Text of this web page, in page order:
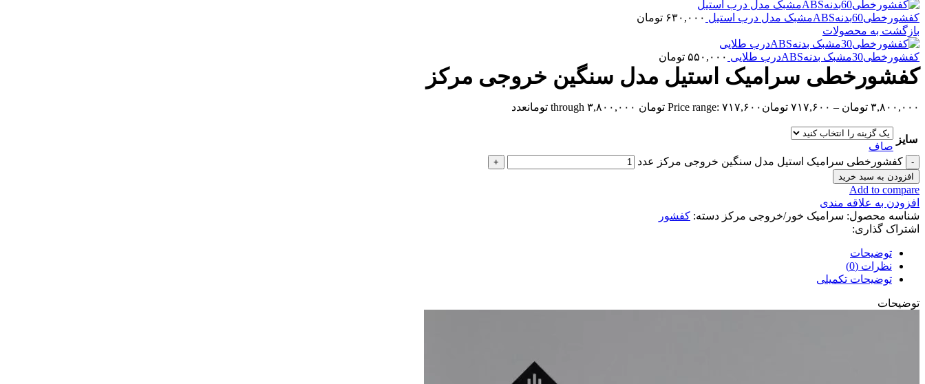
کفشورخطی60بدنهABSمشبک مدل درب استیل ۶۳۰,۰۰۰ تومان
بازگشت به محصولات
کفشورخطی30مشبک بدنهABSدرب طلایی ۵۵۰,۰۰۰ تومان
کفشورخطی سرامیک استیل مدل سنگین خروجی مرکز
۳,۸۰۰,۰۰۰ تومان – ۷۱۷,۶۰۰ تومان Price range: ۷۱۷,۶۰۰ تومان through ۳,۸۰۰,۰۰۰ تومان عدد
سایز
صاف
کفشورخطی سرامیک استیل مدل سنگین خروجی مرکز عدد
افزودن به سبد خرید
Add to compare
افزودن به علاقه مندی
شناسه محصول: سرامیک خور/خروجی مرکز دسته: کفشور
اشتراک گذاری:
توضیحات
نظرات (0)
توضیحات تکمیلی
توضیحات